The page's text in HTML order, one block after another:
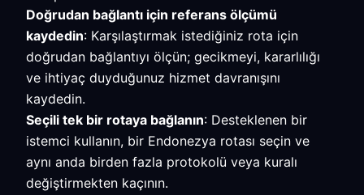
Doğrudan bağlantı için referans ölçümü
kaydedin: Karşılaştırmak istediğiniz rota için
doğrudan bağlantıyı ölçün; gecikmeyi, kararlılığı
ve ihtiyaç duyduğunuz hizmet davranışını
kaydedin.
Seçili tek bir rotaya bağlanın: Desteklenen bir
istemci kullanın, bir Endonezya rotası seçin ve
aynı anda birden fazla protokolü veya kuralı
değiştirmekten kaçının.